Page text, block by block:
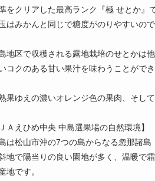
をクリアした最高ランク『極 せとか』で
はみかんと同じで糖度がのりやすいの
地区で収穫される露地栽培のせとかは
コクのある甘い果汁を味わうことができ
果ゆえの濃いオレンジ色の果肉、そし
ＪＡえひめ中央 中島選果場の自然環境】
は松山市沖の7つの島からなる忽那諸島
地で陽当りの良い園地が多く、温暖で
地です。